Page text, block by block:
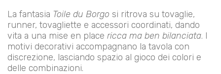
La fantasia Toile du Borgo si ritrova su tovaglie,
runner, tovagliette e accessori coordinati, dando
vita a una mise en place ricca ma ben bilanciata. I
motivi decorativi accompagnano la tavola con
discrezione, lasciando spazio al gioco dei colori e
delle combinazioni.